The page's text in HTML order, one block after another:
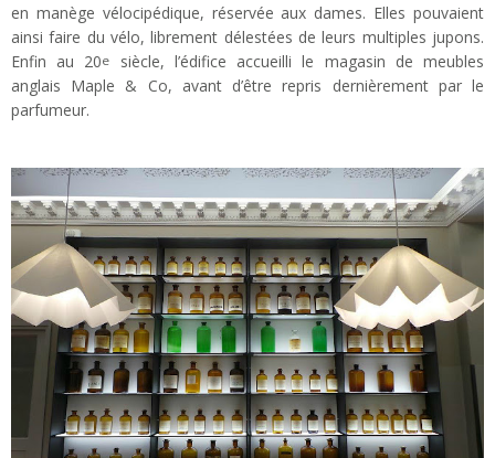
en manège vélocipédique, réservée aux dames. Elles pouvaient
ainsi faire du vélo, librement délestées de leurs multiples jupons.
Enfin au 20e
siècle, l’édifice accueilli le magasin de meubles
anglais Maple & Co, avant d’être repris dernièrement par le
parfumeur.